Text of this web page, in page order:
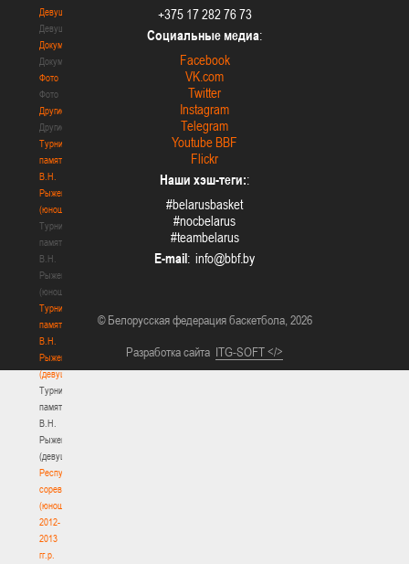
Девушки
Девушки
Документы
Документы
Фото
Фото
Другие
Другие
Турнир
памяти
В.Н.
Рыженкова
(юноши)
Турнир
памяти
В.Н.
Рыженкова
(юноши)
Турнир
памяти
В.Н.
Рыженкова
(девушки)
Турнир
памяти
В.Н.
Рыженкова
(девушки)
Республиканские
соревнования
(юноши)
2012-
2013
гг.р.
+375 17 282 76 73
Социальные медиа:
Facebook
VK.com
Twitter
Instagram
Telegram
Youtube BBF
Flickr
Наши хэш-теги::
#belarusbasket
#nocbelarus
#teambelarus
E-mail:
© Белорусская федерация баскетбола, 2026
Разработка сайта ITG-SOFT </>